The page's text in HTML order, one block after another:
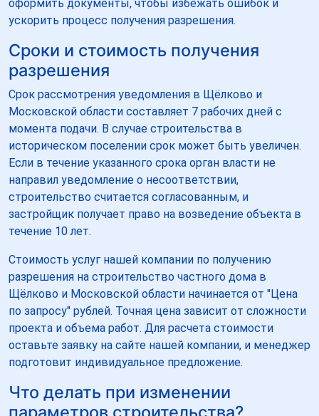
оформить документы, чтобы избежать ошибок и
ускорить процесс получения разрешения.
Сроки и стоимость получения
разрешения
Срок рассмотрения уведомления в Щёлково и
Московской области составляет 7 рабочих дней с
момента подачи. В случае строительства в
историческом поселении срок может быть увеличен.
Если в течение указанного срока орган власти не
направил уведомление о несоответствии,
строительство считается согласованным, и
застройщик получает право на возведение объекта в
течение 10 лет.
Стоимость услуг нашей компании по получению
разрешения на строительство частного дома в
Щёлково и Московской области начинается от "Цена
по запросу" рублей. Точная цена зависит от сложности
проекта и объема работ. Для расчета стоимости
оставьте заявку на сайте нашей компании, и менеджер
подготовит индивидуальное предложение.
Что делать при изменении
параметров строительства?